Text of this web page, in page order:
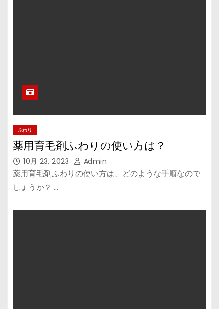
ふわり
薬用育毛剤ふわりの使い方は？
10月 23, 2023 Admin
薬用育毛剤ふわりの使い方は、どのような手順なので
しょうか？ …